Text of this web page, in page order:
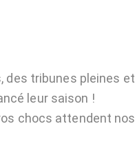
des tribunes pleines et
leur saison !
chocs attendent nos